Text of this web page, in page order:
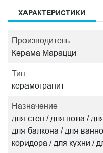
ХАРАКТЕРИСТИКИ
Производитель
Керама Марацци
Тип
керамогранит
Назначение
для стен / для пола /
для балкона / для
коридора / для кухни /